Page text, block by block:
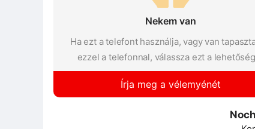
Nekem van
Ha ezt a telefont használja, vagy van
ezzel a telefonnal, válassza ezt a
Írja meg a vélemyénét